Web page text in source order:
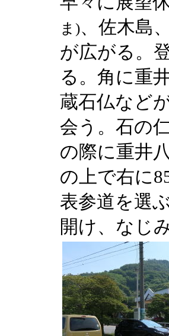
ま)、佐木島
が広がる。
る。角に重
蔵石仏など
会う。石の
の際に重井
の上で右に
表参道を選
開け、なじ